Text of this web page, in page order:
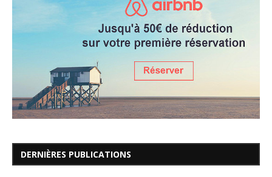
DERNIÈRES PUBLICATIONS